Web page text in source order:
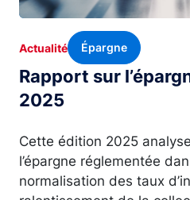
Rapport sur
2025
Actualité Épargne
Cette édition 2025
l’épargne réglementée
normalisation des taux